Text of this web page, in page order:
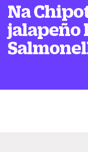
Na
jalapeño